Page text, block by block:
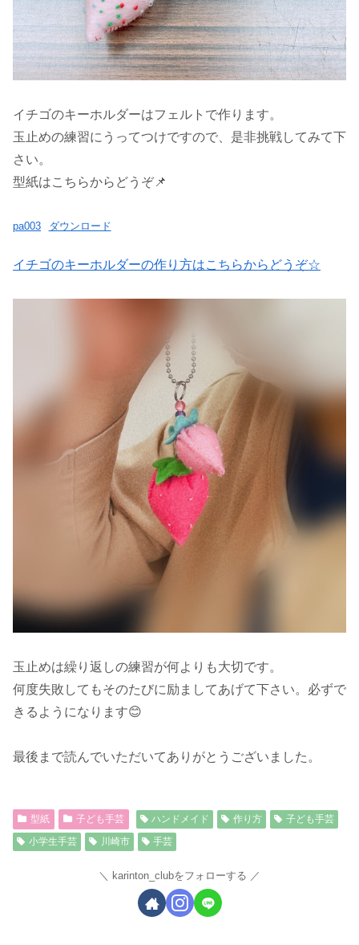
イチゴのキーホルダーはフェルトで作ります。
玉止めの練習にうってつけですので、是非挑戦してみて下
さい。
型紙はこちらからどうぞ📌
pa003 ダウンロード
イチゴのキーホルダーの作り方はこちらからどうぞ☆
玉止めは繰り返しの練習が何よりも大切です。
何度失敗してもそのたびに励ましてあげて下さい。必ずで
きるようになります😊
最後まで読んでいただいてありがとうございました。
型紙 子ども手芸 ハンドメイド 作り方
子ども手芸
小学生手芸
川崎市 手芸
karinton_clubをフォローする